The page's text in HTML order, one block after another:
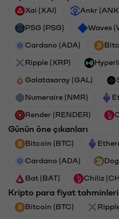
Xai (XAI) Ankr
PSG (PSG) Waves
Cardano (ADA)
Ripple (XRP)
Galatasaray (GAL)
Numeraire (NMR)
Render (RENDER)
Günün öne çıkanları
Bitcoin (BTC)
Cardano (ADA)
Bat (BAT) Chiliz
Kripto para fiyat tahminleri
Bitcoin (BTC)